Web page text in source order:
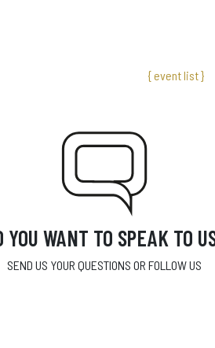
{ event list }
YOU WANT TO SPEAK TO
SEND US YOUR QUESTIONS OR FOLLOW US